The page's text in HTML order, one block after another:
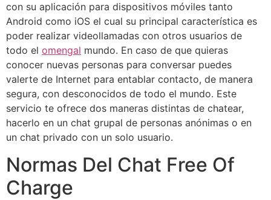
con su aplicación para dispositivos móviles tanto
Android como iOS el cual su principal característica es
poder realizar videollamadas con otros usuarios de
todo el omengal mundo. En caso de que quieras
conocer nuevas personas para conversar puedes
valerte de Internet para entablar contacto, de manera
segura, con desconocidos de todo el mundo. Este
servicio te ofrece dos maneras distintas de chatear,
hacerlo en un chat grupal de personas anónimas o en
un chat privado con un solo usuario.
Normas Del Chat Free Of
Charge